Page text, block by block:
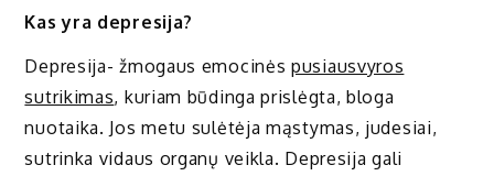
Kas yra depresija?
Depresija- žmogaus emocinėspusiausvyros
sutrikimas, kuriam būdinga prislėgta, bloga
nuotaika. Jos metu sulėtėja mąstymas, judesiai,
sutrinka vidaus organų veikla. Depresija gali